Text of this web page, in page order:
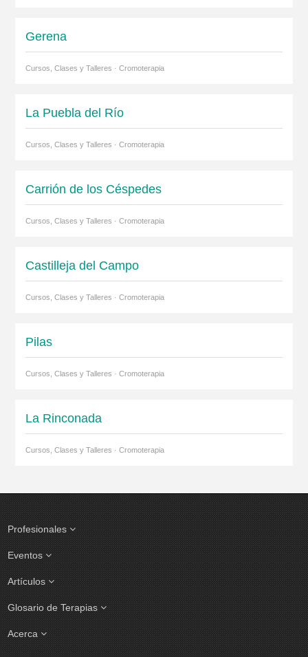
Gerena
Cursos, Clases y Talleres · Cromoterapia
La Puebla del Río
Cursos, Clases y Talleres · Cromoterapia
Carrión de los Céspedes
Cursos, Clases y Talleres · Cromoterapia
Castilleja del Campo
Cursos, Clases y Talleres · Cromoterapia
Pilas
Cursos, Clases y Talleres · Cromoterapia
La Rinconada
Cursos, Clases y Talleres · Cromoterapia
Profesionales
Eventos
Artículos
Glosario de Terapias
Acerca